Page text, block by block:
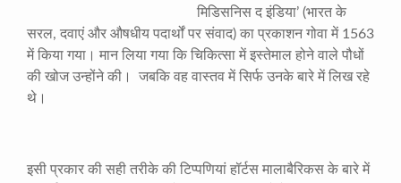
मिडिसनिस द इंडिया’ (भारत के
सरल, दवाएं और औषधीय पदार्थों पर संवाद) का प्रकाशन गोवा में 1563
में किया गया। मान लिया गया कि चिकित्सा में इस्तेमाल होने वाले पौधों
की खोज उन्होंने की। जबकि वह वास्तव में सिर्फ उनके बारे में लिख रहे
थे।
इसी प्रकार की सही तरीके की टिप्पणियां हॉर्टस मालाबैरिकस के बारे में